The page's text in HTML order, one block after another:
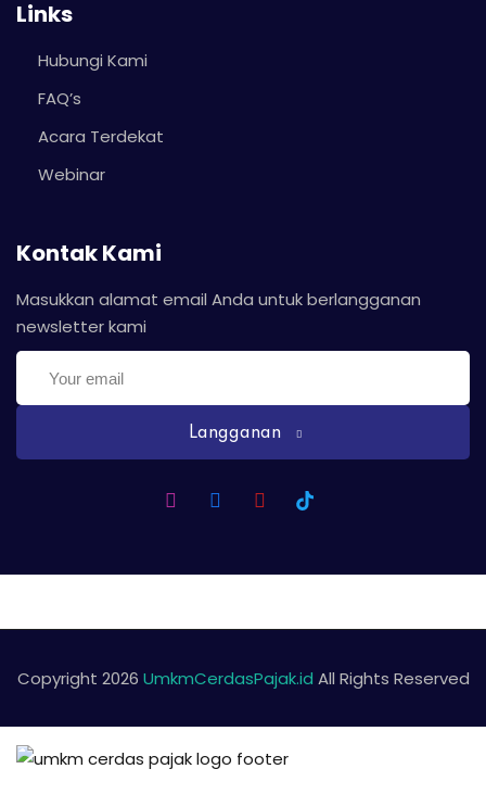
Links
Hubungi Kami
FAQ’s
Acara Terdekat
Webinar
Kontak Kami
Masukkan alamat email Anda untuk berlangganan
newsletter kami
Langganan
Copyright 2026 UmkmCerdasPajak.id All Rights Reserved